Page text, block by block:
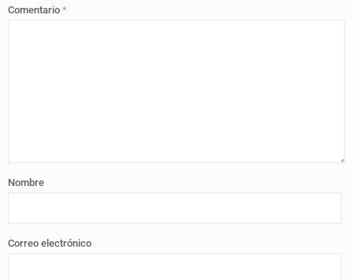
Comentario *
Nombre
Correo electrónico